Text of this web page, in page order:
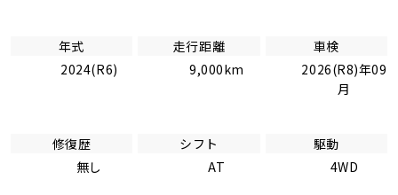
年式
2024(R6)
走行距離
9,000km
車検
2026(R8)年09
月
修復歴
無し
シフト
AT
駆動
4WD